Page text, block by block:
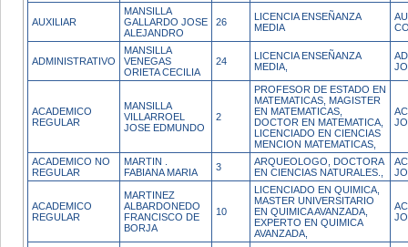
AUXILIAR
MANSILLA
GALLARDO JOSE
ALEJANDRO
26
LICENCIA ENSEÑANZA
MEDIA
ADMINISTRATIVO
MANSILLA
VENEGAS
ORIETA CECILIA
24
LICENCIA ENSEÑANZA
MEDIA,
ACADEMICO
REGULAR
MANSILLA
VILLARROEL
JOSE EDMUNDO
2
PROFESOR DE ESTADO EN
MATEMATICAS, MAGISTER
EN MATEMATICAS,
DOCTOR EN MATEMATICA,
LICENCIADO EN CIENCIAS
MENCION MATEMATICAS,
ACADEMICO NO
REGULAR
MARTIN .
FABIANA MARIA
3
ARQUEOLOGO, DOCTORA
EN CIENCIAS NATURALES.,
ACADEMICO
REGULAR
MARTINEZ
ALBARDONEDO
FRANCISCO DE
BORJA
10
LICENCIADO EN QUIMICA,
MASTER UNIVERSITARIO
EN QUIMICA AVANZADA,
EXPERTO EN QUIMICA
AVANZADA,